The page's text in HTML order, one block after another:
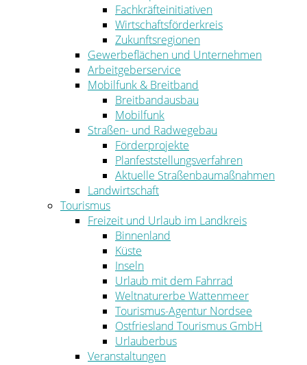
Fachkräfteinitiativen
Wirtschaftsförderkreis
Zukunftsregionen
Gewerbeflächen und Unternehmen
Arbeitgeberservice
Mobilfunk & Breitband
Breitbandausbau
Mobilfunk
Straßen- und Radwegebau
Förderprojekte
Planfeststellungsverfahren
Aktuelle Straßenbaumaßnahmen
Landwirtschaft
Tourismus
Freizeit und Urlaub im Landkreis
Binnenland
Küste
Inseln
Urlaub mit dem Fahrrad
Weltnaturerbe Wattenmeer
Tourismus-Agentur Nordsee
Ostfriesland Tourismus GmbH
Urlauberbus
Veranstaltungen